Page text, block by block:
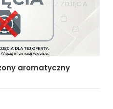
aromatyczny